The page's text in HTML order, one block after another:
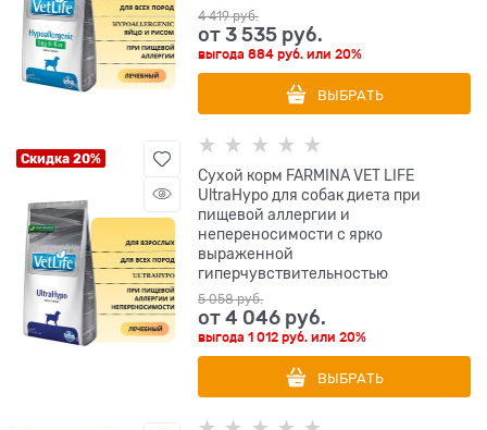
4 419 руб.
от3 535 руб.
выгода884 руб. или20%
ВЫБРАТЬ
Скидка 20%
Сухой корм FARMINA VET LIFE
UltraHypo для собак диета при
пищевой аллергии и
непереносимости с ярко
выраженной
гиперчувствительностью
5 058 руб.
от4 046 руб.
выгода1 012 руб. или20%
ВЫБРАТЬ